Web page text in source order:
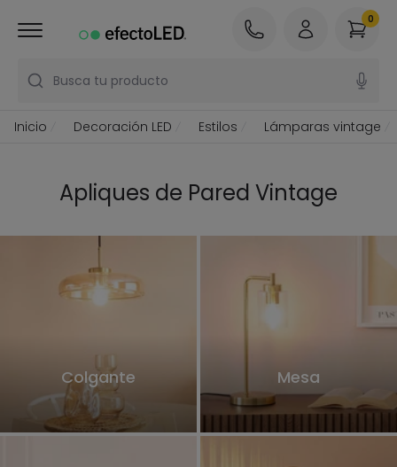
Busca tu producto
0
Inicio Decoración LED Estilos Lámparas vintage
Apliques de Pared Vintage
Colgante Mesa